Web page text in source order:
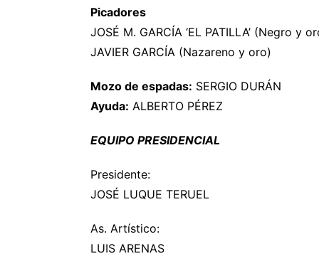
Picadores
JOSÉ M. GARCÍA ‘EL PATILLA’ (Negro y
JAVIER GARCÍA (Nazareno y oro)
Mozo de espadas: SERGIO DURÁN
Ayuda: ALBERTO PÉREZ
EQUIPO PRESIDENCIAL
Presidente:
JOSÉ LUQUE TERUEL
As. Artístico:
LUIS ARENAS